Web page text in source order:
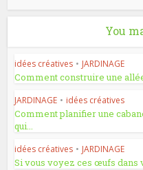
You
idées créatives • JARDINAGE
Comment construire une
JARDINAGE • idées créatives
Comment planifier une
qui...
idées créatives • JARDINAGE
Si vous voyez ces œufs dans